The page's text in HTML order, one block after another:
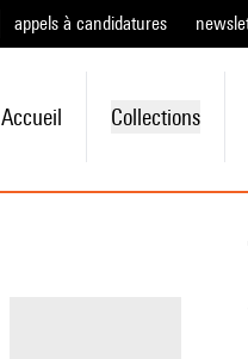
appels à candidatures
Accueil Collections